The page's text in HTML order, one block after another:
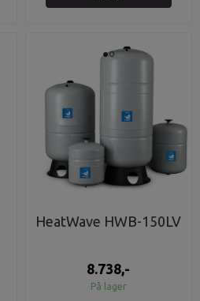
HeatWave HWB-150LV
8.738,-
På lager